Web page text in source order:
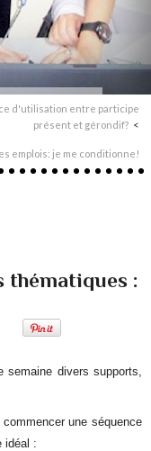
d'utilisation entre participe
présent et gérondif?
emplois: je me conditionne!
thématiques :
divers supports,
une séquence
idéal :